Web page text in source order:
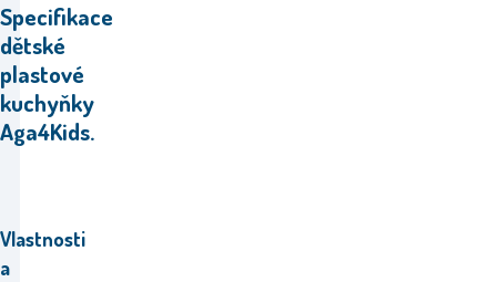
Specifikace
dětské
plastové
kuchyňky
Aga4Kids.
Vlastnosti
a